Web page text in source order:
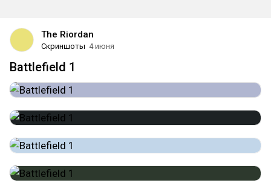
The Riordan
Скриншоты 4 июня
Battlefield 1